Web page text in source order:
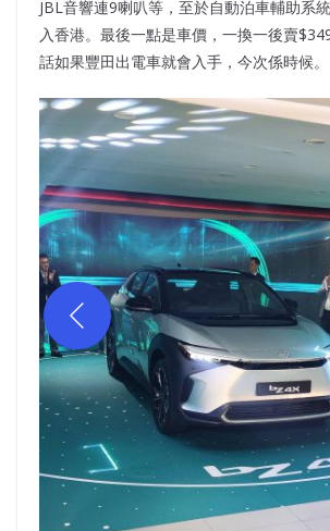
JBL音響連9喇叭等，至於自動泊車輔助系
入香港。最後一點是車價，一換一後賣
話如果豐田出電車就會入手，今次係時候。